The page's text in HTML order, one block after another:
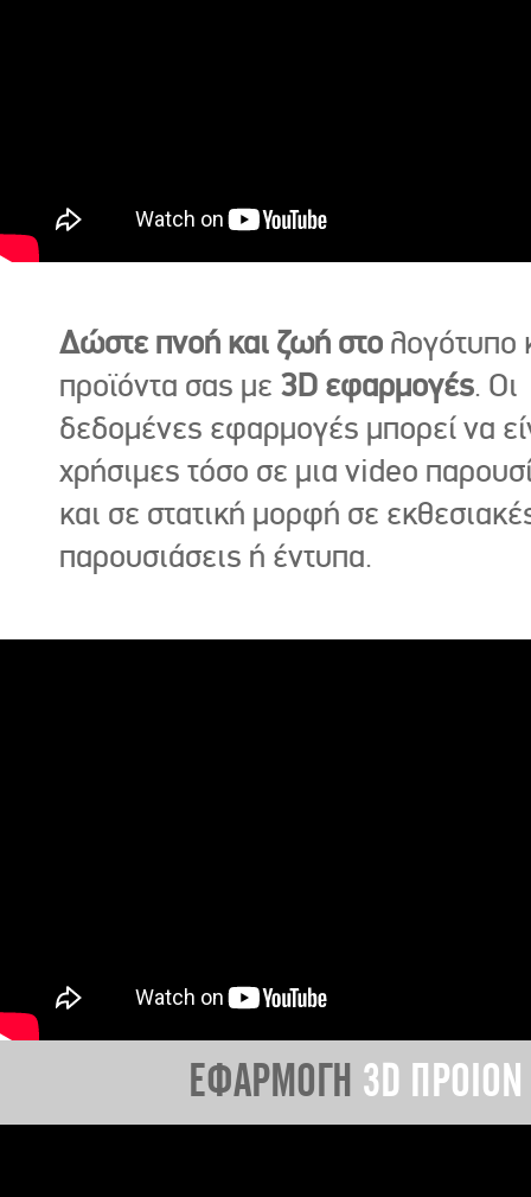
Δώστε πνοή και ζωή στο λογότυπο
προϊόντα σας με 3D εφαρμογές. Οι
δεδομένες εφαρμογές μπορεί να
χρήσιμες τόσο σε μια video
και σε στατική μορφή σε
παρουσιάσεις ή έντυπα.
ΕΦΑΡΜΟΓΗ 3D ΠΡΟΙΟΝ